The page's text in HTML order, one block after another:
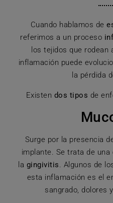
Cuando hablamos de
referimos a un proceso
los tejidos que rodean
inflamación puede
la pérdida
Existen dos tipos de
Surge por la presencia
implante. Se trata de
la gingivitis. Algunos de
esta inflamación es el
sangrado, dolores